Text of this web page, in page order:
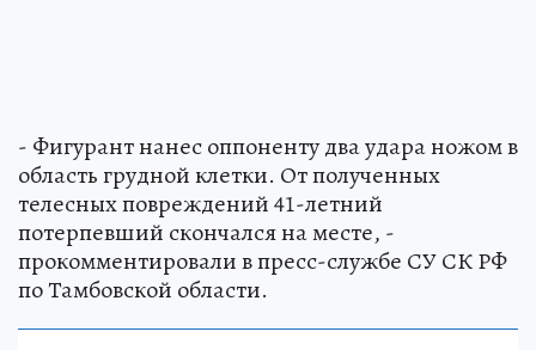
- Фигурант нанес оппоненту два удара ножом в
область грудной клетки. От полученных
телесных повреждений 41-летний
потерпевший скончался на месте, -
прокомментировали в пресс-службе СУ СК РФ
по Тамбовской области.